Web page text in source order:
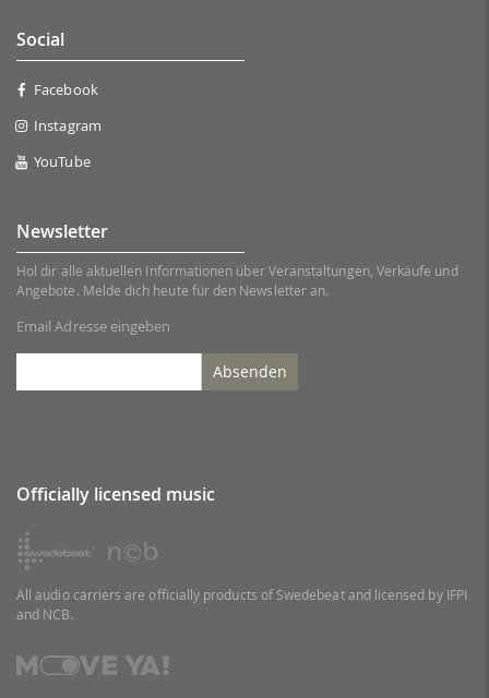
Social
Facebook
Instagram
YouTube
Newsletter
Hol dir alle aktuellen Informationen über Veranstaltungen, Verkäufe und
Angebote. Melde dich heute für den Newsletter an.
Email Adresse eingeben
Absenden
Officially licensed music
All audio carriers are officially products of Swedebeat and licensed by IFPI
and NCB.